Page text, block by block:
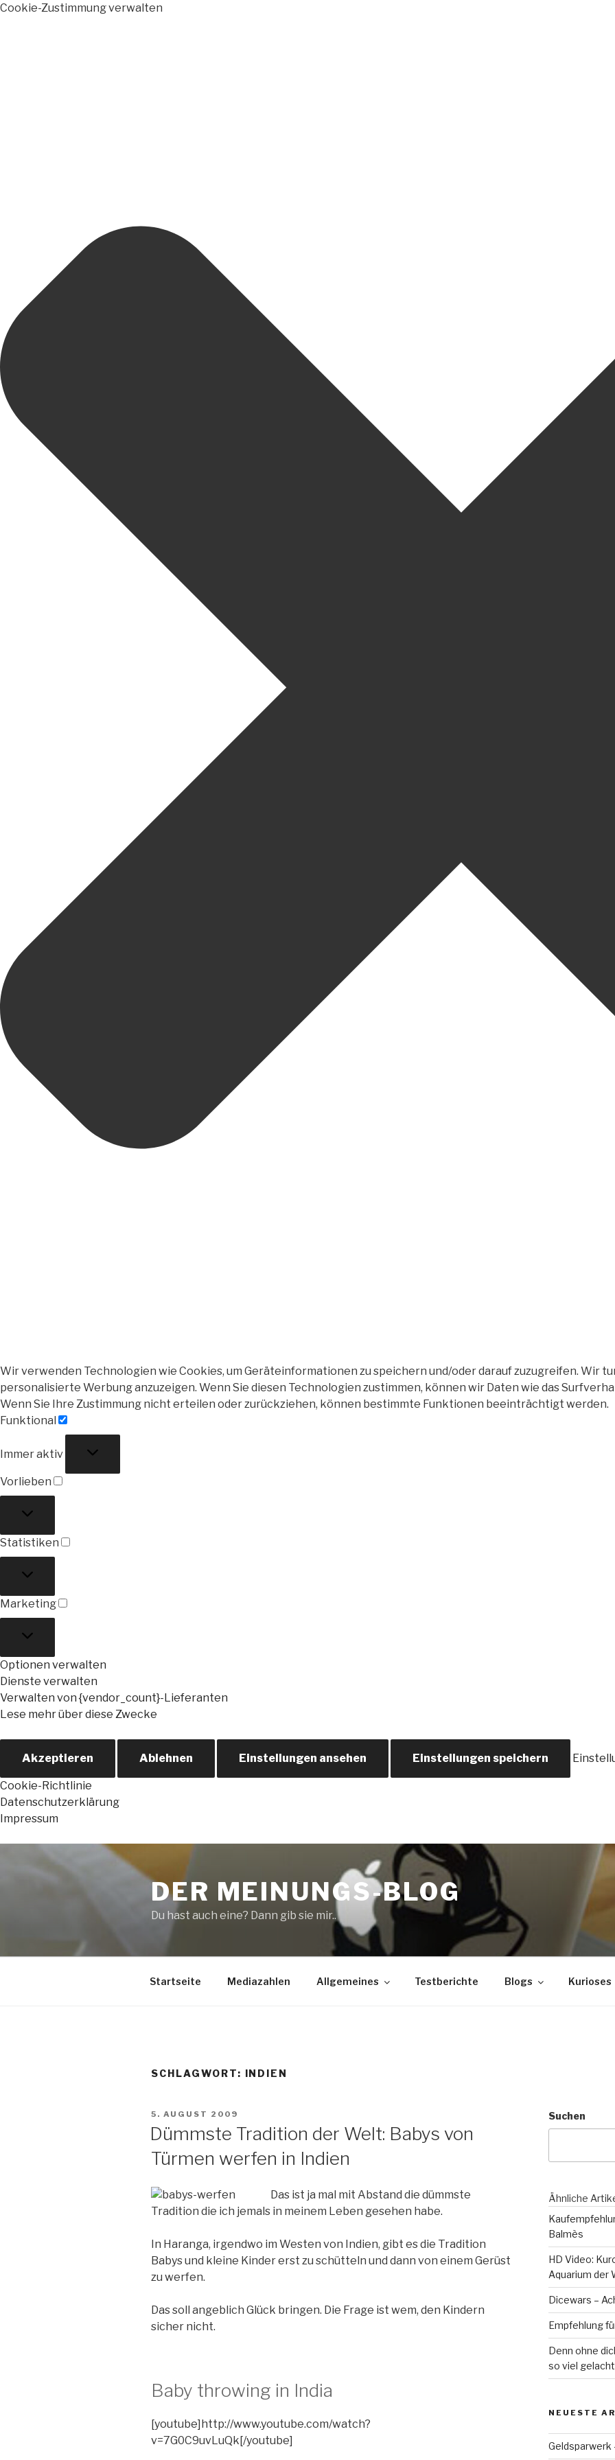
Cookie-Zustimmung verwalten
Wir verwenden Technologien wie Cookies, um Geräteinformationen zu speichern und/oder darauf zuzugreifen. Wir
personalisierte Werbung anzuzeigen. Wenn Sie diesen Technologien zustimmen, können wir Daten wie das
Wenn Sie Ihre Zustimmung nicht erteilen oder zurückziehen, können bestimmte Funktionen beeinträchtigt werden.
Funktional
Immer aktiv
Vorlieben
Statistiken
Marketing
Optionen verwalten
Dienste verwalten
Verwalten von {vendor_count}-Lieferanten
Lese mehr über diese Zwecke
Akzeptieren Ablehnen Einstellungen ansehen Einstellungen speichern
Cookie-Richtlinie
Datenschutzerklärung
Impressum
springen
DER MEINUNGS-BLOG
Du hast auch eine? Dann gib sie mir..
Startseite Mediazahlen Allgemeines Testberichte Blogs Kurioses
SCHLAGWORT: INDIEN
VERÖFFENTLICHT
5. AUGUST 2009
Dümmste Tradition der Welt: Babys von
Türmen werfen in Indien
Das ist ja mal mit Abstand die dümmste
Tradition die ich jemals in meinem Leben gesehen habe.
In Haranga, irgendwo im Westen von Indien, gibt es die Tradition
Babys und kleine Kinder erst zu schütteln und dann von einem Gerüst
zu werfen.
Das soll angeblich Glück bringen. Die Frage ist wem, den Kindern
sicher nicht.
Baby throwing in India
[youtube]http://www.youtube.com/watch?
v=7G0C9uvLuQk[/youtube]
Suchen
Ähnliche
Balmès
HD Video:
Aquarium der
Dicewars –
Empfehlung
Denn ohne
so viel gelacht
NEUESTE
Geldsparwerk